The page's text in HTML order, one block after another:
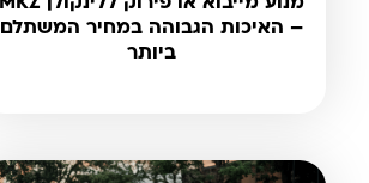
– האיכות הגבוהה במחיר המשתלם
ביותר